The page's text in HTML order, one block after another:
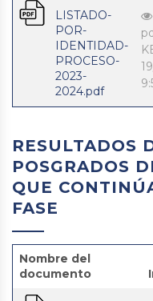
LISTADO-
POR-
IDENTIDAD-
PROCESO-
2023-
2024.pdf
RESULTADOS
POSGRADOS
QUE
FASE
Nombre del
documento